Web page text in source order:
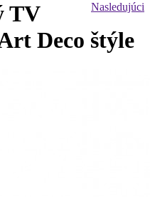
Nasledujúci
TV
Deco štýle